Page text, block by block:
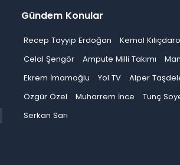
Gündem Konular
Recep Tayyip Erdoğan
Kemal
Celal Şengör
Ampute Milli Takımı
Ekrem İmamoğlu
Yol TV
Alper
Özgür Özel
Muharrem İnce
Tunç
Serkan Sarı